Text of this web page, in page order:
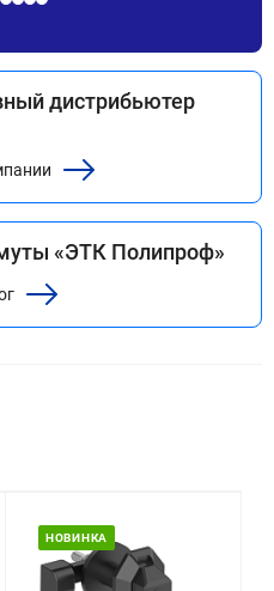
дистрибьютер
«ЭТК Полипроф»
НОВИНКА